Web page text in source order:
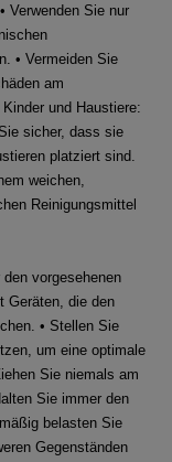
Verwenden Sie nur
• Vermeiden Sie
am
und Haustiere:
sicher, dass sie
platziert sind.
weichen,
Reinigungsmittel
vorgesehenen
Geräten, die den
• Stellen Sie
um eine optimale
Sie niemals am
Sie immer den
belasten Sie
Gegenständen